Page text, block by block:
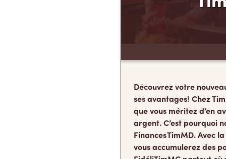
Découvrez votre
ses avantages! Chez
que vous méritez d’en